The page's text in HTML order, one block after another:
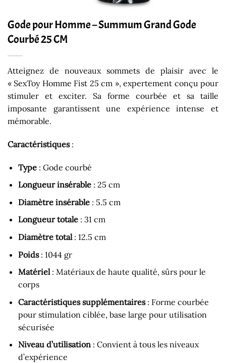
Gode pour Homme – Summum Grand Gode
Courbé 25 CM
Atteignez de nouveaux sommets de plaisir avec le
« SexToy Homme Fist 25 cm », expertement conçu pour
stimuler et exciter. Sa forme courbée et sa taille
imposante garantissent une expérience intense et
mémorable.
Caractéristiques:
Type: Gode courbé
Longueur insérable: 25 cm
Diamètre insérable: 5.5 cm
Longueur totale: 31 cm
Diamètre total: 12.5 cm
Poids: 1044 gr
Matériel: Matériaux de haute qualité, sûrs pour le
corps
Caractéristiques supplémentaires: Forme courbée
pour stimulation ciblée, base large pour utilisation
sécurisée
Niveau d’utilisation: Convient à tous les niveaux
d’expérience